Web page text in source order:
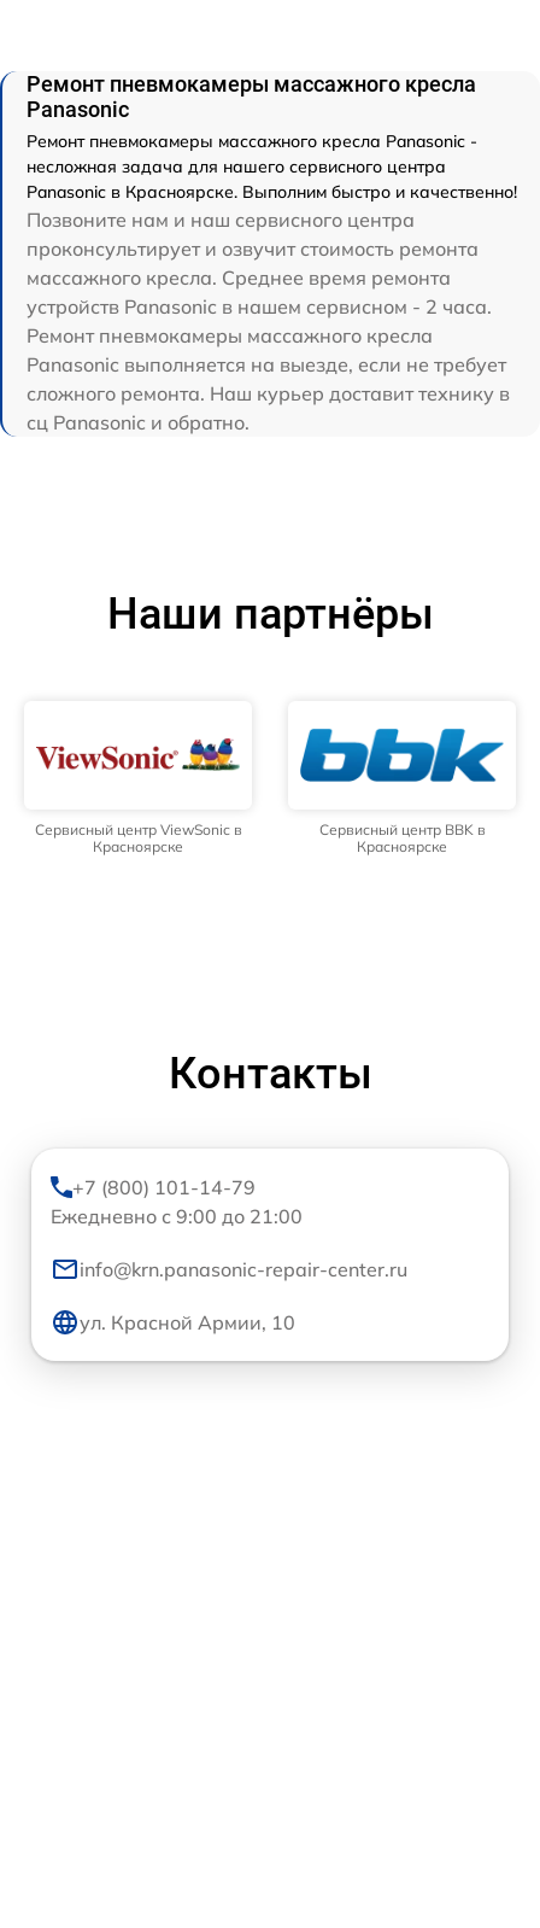
Ремонт пневмокамеры массажного кресла
Panasonic
Ремонт пневмокамеры массажного кресла Panasonic -
несложная задача для нашего сервисного центра
Panasonic в Красноярске. Выполним быстро и качественно!
Позвоните нам и наш сервисного центра
проконсультирует и озвучит стоимость ремонта
массажного кресла. Среднее время ремонта
устройств Panasonic в нашем сервисном - 2 часа.
Ремонт пневмокамеры массажного кресла
Panasonic выполняется на выезде, если не требует
сложного ремонта. Наш курьер доставит технику в
сц Panasonic и обратно.
Наши партнёры
Сервисный центр ViewSonic в
Красноярске
Сервисный центр BBK в
Красноярске
Контакты
+7 (800) 101-14-79
Ежедневно с 9:00 до 21:00
info@krn.panasonic-repair-center.ru
ул. Красной Армии, 10